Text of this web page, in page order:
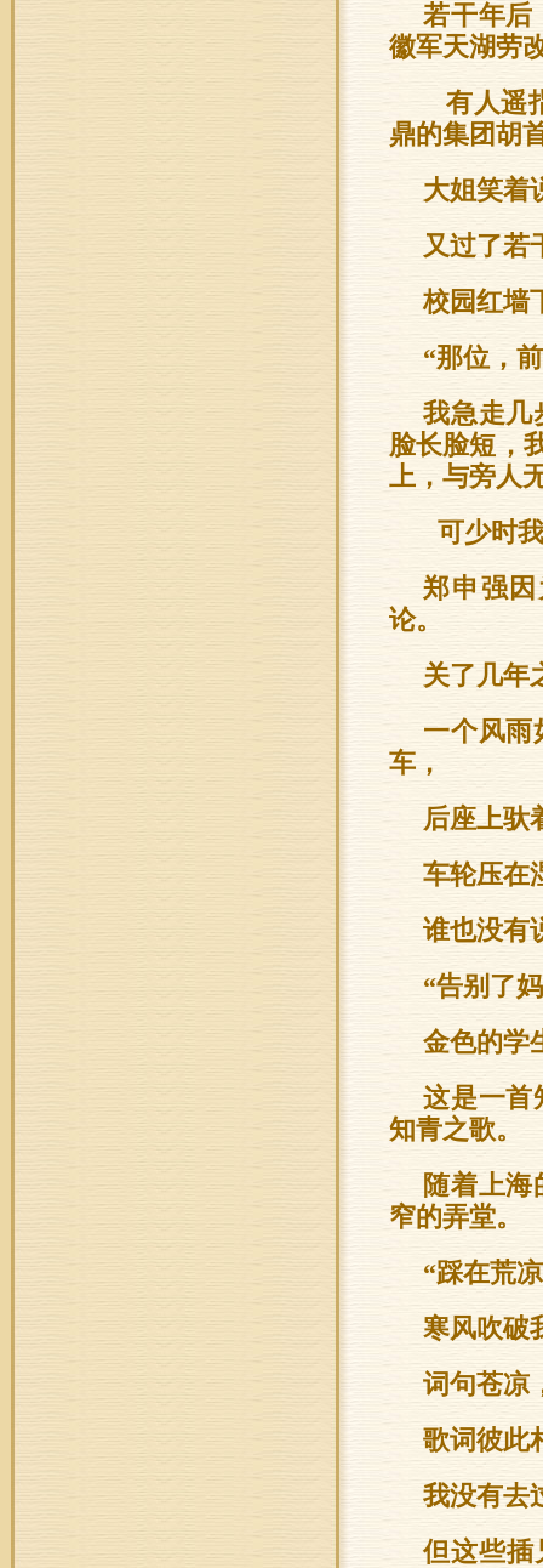
若干年后
徽军天湖劳
有人遥
鼎的集团胡
大姐笑着
又过了若
校园红墙
“那位，
我急走几
脸长脸短，
上，与旁人
可少时
郑申强
论。
关了几年
一个风雨
车，
后座上驮
车轮压在
谁也没有
“告别了
金色的学
这是一首
知青之歌。
随着上
窄的弄堂。
“踩在荒
寒风吹
词句苍凉
歌词彼此
我没有去
但这些